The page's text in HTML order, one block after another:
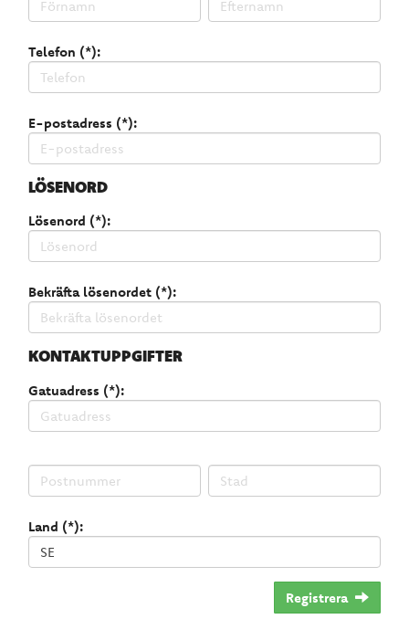
Telefon (*):
E-postadress (*):
LÖSENORD
Lösenord (*):
Bekräfta lösenordet (*):
KONTAKTUPPGIFTER
Gatuadress (*):
Land (*):
Registrera